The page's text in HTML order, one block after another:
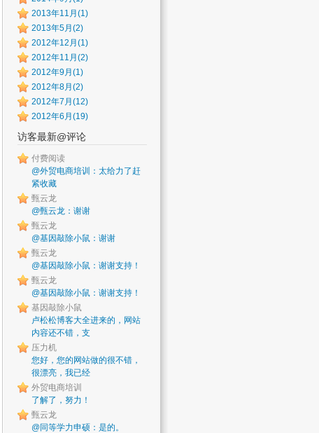
2013年11月(1)
2013年5月(2)
2012年12月(1)
2012年11月(2)
2012年9月(1)
2012年8月(2)
2012年7月(12)
2012年6月(19)
访客最新@评论
付费阅读
@外贸电商培训：太给力了赶
紧收藏
甄云龙
@甄云龙：谢谢
甄云龙
@基因敲除小鼠：谢谢
甄云龙
@基因敲除小鼠：谢谢支持！
甄云龙
@基因敲除小鼠：谢谢支持！
基因敲除小鼠
卢松松博客大全进来的，网站
内容还不错，支
压力机
您好，您的网站做的很不错，
很漂亮，我已经
外贸电商培训
了解了，努力！
甄云龙
@同等学力申硕：是的。